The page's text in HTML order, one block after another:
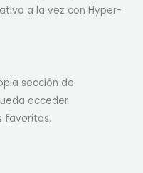
a la vez con Hyper-
sección de
acceder
favoritas.